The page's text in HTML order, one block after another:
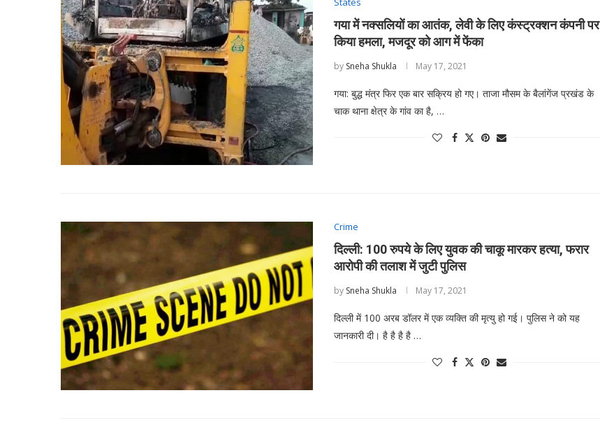
गया में नक्सलियों का आतंक, लेवी के लिए कंस्ट्रक्शन कंपनी पर
किया हमला, मजदूर को आग में फेंका
by Sneha Shukla May 17, 2021
गया: बुद्ध मंत्र फिर एक बार सक्रिय हो गए। ताजा मौसम के बैलांगेंज प्रखंड के
चाक थाना क्षेत्र के गांव का है, …
Crime
दिल्ली: 100 रुपये के लिए युवक की चाकू मारकर हत्या, फरार
आरोपी की तलाश में जुटी पुलिस
by Sneha Shukla May 17, 2021
दिल्ली में 100 अरब डॉलर में एक व्यक्ति की मृत्यु हो गई। पुलिस ने को यह
जानकारी दी। है है है है …